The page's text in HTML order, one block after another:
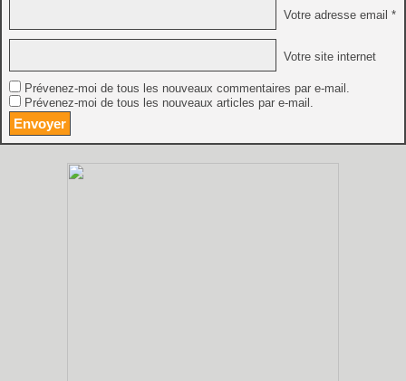
Votre adresse email *
Votre site internet
Prévenez-moi de tous les nouveaux commentaires par e-mail.
Prévenez-moi de tous les nouveaux articles par e-mail.